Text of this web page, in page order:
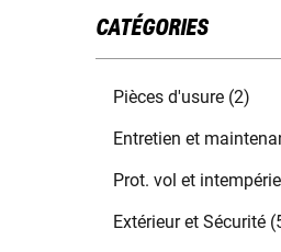
CATÉGORIES
Pièces d'usure (2)
Entretien et
Prot. vol et
Extérieur et Sécurité